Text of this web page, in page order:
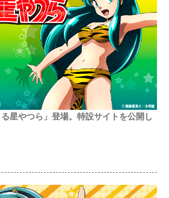
星やつら」登場。特設サイトを公開し